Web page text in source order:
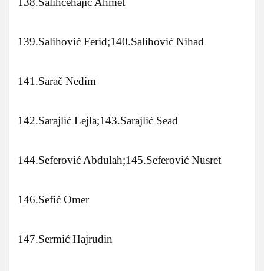
139.Salihović Ferid;140.Salihović Nihad
141.Sarač Nedim
142.Sarajlić Lejla;143.Sarajlić Sead
144.Seferović Abdulah;145.Seferović Nusret
146.Sefić Omer
147.Sermić Hajrudin